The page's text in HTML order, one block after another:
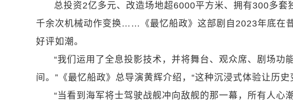
总投资2亿多元、改造场地超6000平方米、拥有300多套
千余次机械动作变换……《最忆船政》这部剧自2023年底在
好评如潮。
“我们运用了全息投影技术，并将舞台、观众席、剧场功
间。”《最忆船政》总导演黄辉介绍，“这种沉浸式体验让历史
“当看到海军将士驾驶战舰冲向敌舰的那一幕，所有人心